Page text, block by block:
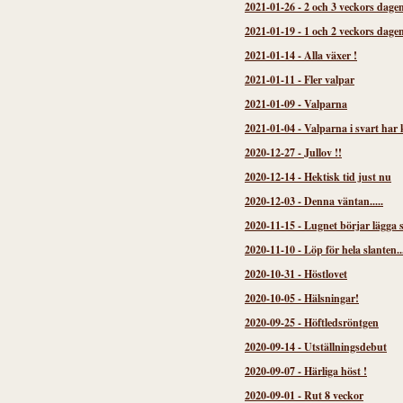
2021-01-26-2 och 3 veckors
2021-01-19- 1 och 2 veckors
2021-01-14-Alla växer !
2021-01-11 -Fler valpar
2021-01-09-Valparna
2021-01-04-Valparna i svart har
2020-12-27-Jullov !!
2020-12-14-Hektisk tid just nu
2020-12-03-Denna väntan.....
2020-11-15-Lugnet börjar lägga
2020-11-10-Löp för hela
2020-10-31 -Höstlovet
2020-10-05-Hälsningar!
2020-09-25-Höftledsröntgen
2020-09-14-Utställningsdebut
2020-09-07-Härliga höst !
2020-09-01 -Rut 8 veckor